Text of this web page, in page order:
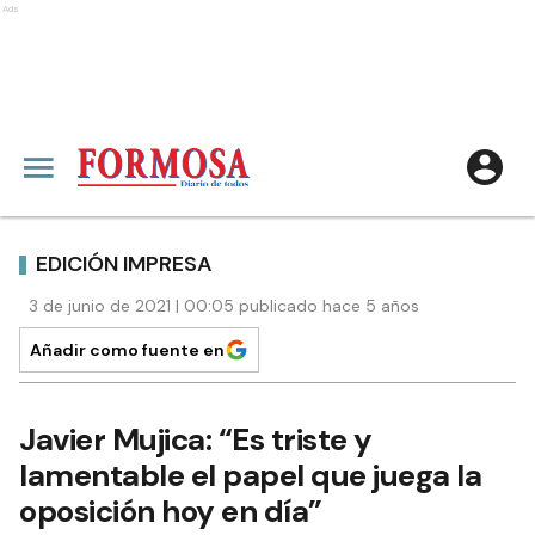
Ads
EDICIÓN IMPRESA
3 de junio de 2021 | 00:05 publicado hace 5 años
Añadir como fuente en
Javier Mujica: “Es triste y
lamentable el papel que juega la
oposición hoy en día”